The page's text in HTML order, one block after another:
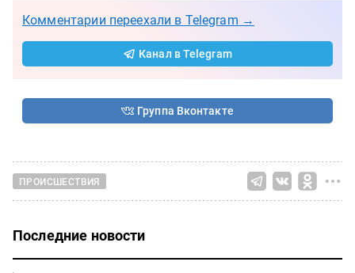
Комментарии переехали в Telegram →
Канал в Telegram
Группа Вконтакте
ПРОИСШЕСТВИЯ
Последние новости